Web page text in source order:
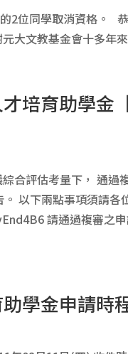
2位同學取消資格。
大文教基金會十多年
培育助學金
合評估考量下， 通
以下兩點事項須請
請通過複審之
學金申請時